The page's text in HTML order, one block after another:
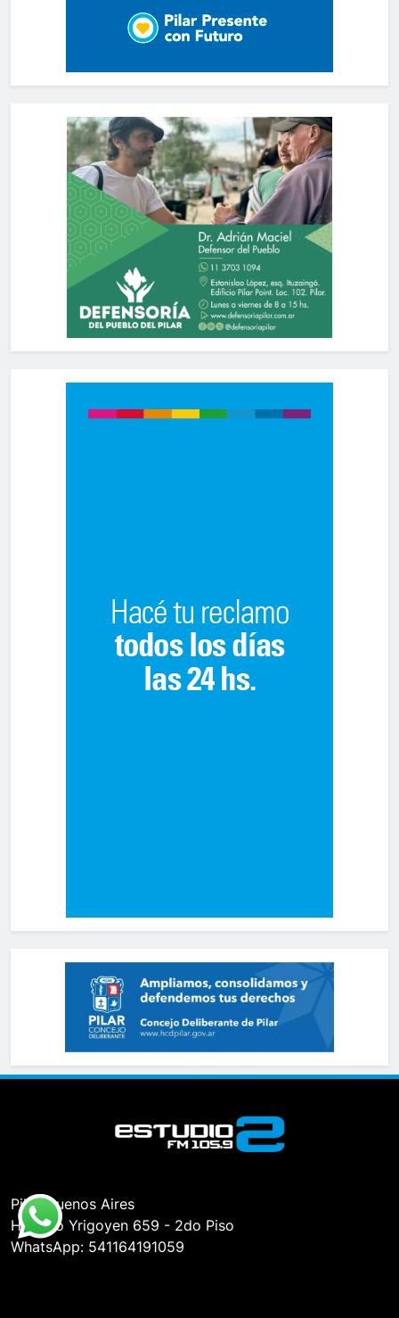
Pilar, Buenos Aires
Hipólito Yrigoyen 659 - 2do Piso
WhatsApp: 541164191059